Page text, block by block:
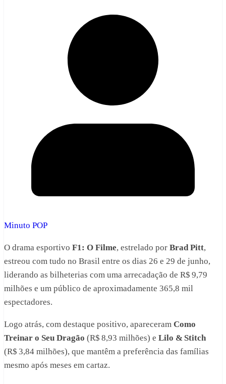
Minuto POP
O drama esportivo F1: O Filme, estrelado por Brad Pitt,
estreou com tudo no Brasil entre os dias 26 e 29 de junho,
liderando as bilheterias com uma arrecadação de R$ 9,79
milhões e um público de aproximadamente 365,8 mil
espectadores.
Logo atrás, com destaque positivo, apareceram Como
Treinar o Seu Dragão (R$ 8,93 milhões) e Lilo & Stitch
(R$ 3,84 milhões), que mantêm a preferência das famílias
mesmo após meses em cartaz.